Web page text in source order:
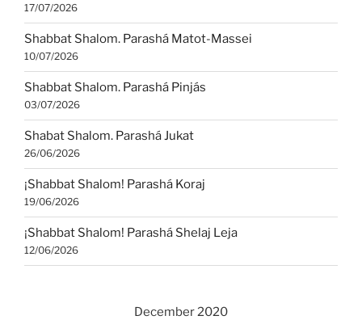
17/07/2026
Shabbat Shalom. Parashá Matot-Massei
10/07/2026
Shabbat Shalom. Parashá Pinjás
03/07/2026
Shabat Shalom. Parashá Jukat
26/06/2026
¡Shabbat Shalom! Parashá Koraj
19/06/2026
¡Shabbat Shalom! Parashá Shelaj Leja
12/06/2026
December 2020